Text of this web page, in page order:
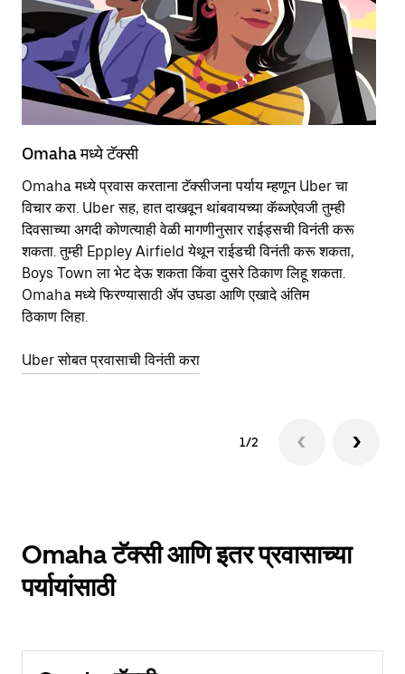
Omaha मध्ये टॅक्सी
Omaha मध्ये प्रवास करताना टॅक्सीजना पर्याय म्हणून Uber चा
विचार करा. Uber सह, हात दाखवून थांबवायच्या कॅब्जऐवजी तुम्ही
दिवसाच्या अगदी कोणत्याही वेळी मागणीनुसार राईड्सची विनंती करू
शकता. तुम्ही Eppley Airfield येथून राईडची विनंती करू शकता,
Boys Town ला भेट देऊ शकता किंवा दुसरे ठिकाण लिहू शकता.
Omaha मध्ये फिरण्यासाठी ॲप उघडा आणि एखादे अंतिम
ठिकाण लिहा.
Uber सोबत प्रवासाची विनंती करा
1/2
Omaha टॅक्सी आणि इतर प्रवासाच्या
पर्यायांसाठी